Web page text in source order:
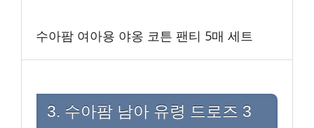
수아팜 여아용 야옹 코튼 팬티 5매 세트
3. 수아팜 남아 유령 드로즈 3